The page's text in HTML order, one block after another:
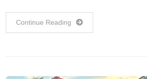
Continue Reading